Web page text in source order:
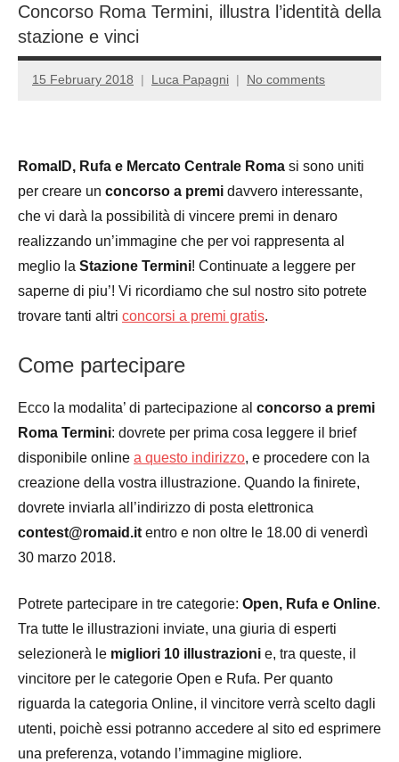
Concorso Roma Termini, illustra l’identità della
stazione e vinci
15 February 2018 Luca Papagni No comments
RomaID, Rufa e Mercato Centrale Roma si sono uniti
per creare un concorso a premi davvero interessante,
che vi darà la possibilità di vincere premi in denaro
realizzando un’immagine che per voi rappresenta al
meglio la Stazione Termini! Continuate a leggere per
saperne di piu’! Vi ricordiamo che sul nostro sito potrete
trovare tanti altri concorsi a premi gratis.
Come partecipare
Ecco la modalita’ di partecipazione al concorso a premi
Roma Termini: dovrete per prima cosa leggere il brief
disponibile online a questo indirizzo, e procedere con la
creazione della vostra illustrazione. Quando la finirete,
dovrete inviarla all’indirizzo di posta elettronica
contest@romaid.it entro e non oltre le 18.00 di venerdì
30 marzo 2018.
Potrete partecipare in tre categorie: Open, Rufa e Online.
Tra tutte le illustrazioni inviate, una giuria di esperti
selezionerà le migliori 10 illustrazioni e, tra queste, il
vincitore per le categorie Open e Rufa. Per quanto
riguarda la categoria Online, il vincitore verrà scelto dagli
utenti, poichè essi potranno accedere al sito ed esprimere
una preferenza, votando l’immagine migliore.